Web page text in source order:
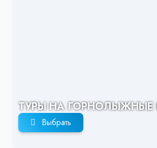
ТУРЫ НА ГОРНОЛЫЖНЫЕ
Выбрать